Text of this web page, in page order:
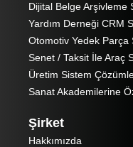
Dijital Belge Arşivleme
Yardım Derneği CRM
Otomotiv Yedek Parça
Senet / Taksit İle Araç
Üretim Sistem
Sanat Akademilerine
Şirket
Hakkımızda